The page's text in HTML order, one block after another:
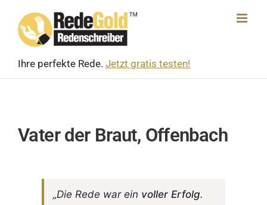
content
Ihre perfekte Rede. Jetzt gratis testen!
Vater der Braut, Offenbach
„Die Rede war ein voller Erfolg.